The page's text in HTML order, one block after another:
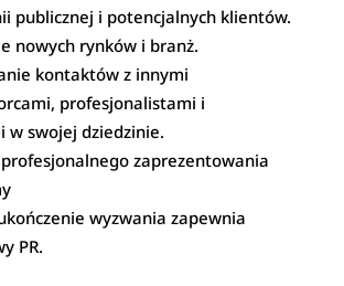
publicznej i potencjalnych klientów.
nowych rynków i branż.
kontaktów z innymi
profesjonalistami i
w swojej dziedzinie.
zaprezentowania
wyzwania zapewnia
PR.